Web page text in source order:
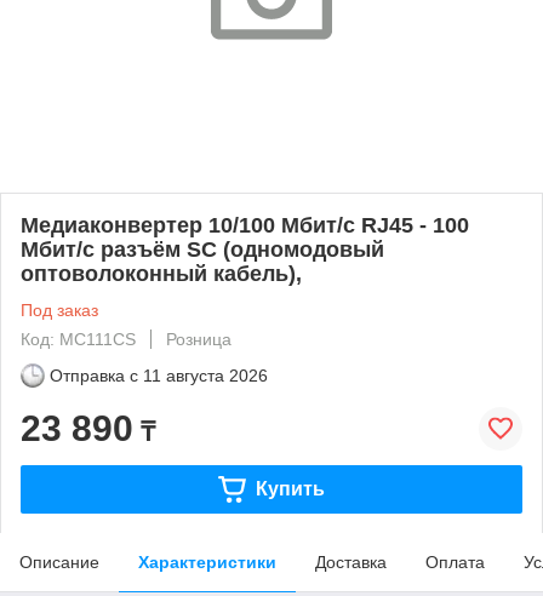
Медиаконвертер 10/100 Мбит/с RJ45 - 100
Мбит/с разъём SC (одномодовый
оптоволоконный кабель),
Под заказ
Код: MC111CS
Розница
Отправка с 11 августа 2026
23 890 ₸
Купить
Описание Характеристики Доставка Оплата